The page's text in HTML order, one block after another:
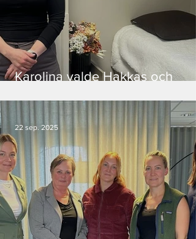
Karolina valde Hakkas och
22 sep. 2025